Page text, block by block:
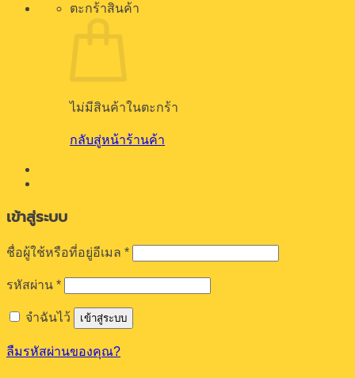
ตะกร้าสินค้า
ไม่มีสินค้าในตะกร้า
กลับสู่หน้าร้านค้า
เข้าสู่ระบบ
ชื่อผู้ใช้หรือที่อยู่อีเมล *ต้องการ
รหัสผ่าน *ต้องการ
จำฉันไว้ เข้าสู่ระบบ
ลืมรหัสผ่านของคุณ?